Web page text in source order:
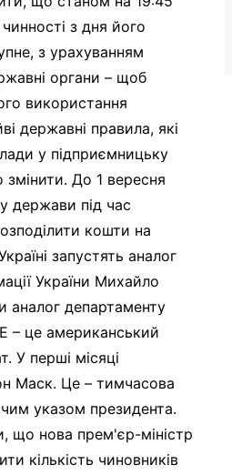
з дня його
з урахуванням
органи – щоб
використання
державні правила, які
у підприємницьку
змінити. До 1 вересня
держави під час
кошти на
запустять аналог
України Михайло
аналог департаменту
– це американський
У перші місяці
Маск. Це – тимчасова
указом президента.
що нова прем'єр-міністр
кількість чиновників